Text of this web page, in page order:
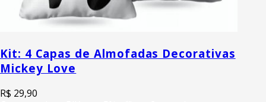
Kit: 4 Capas de Almofadas Decorativas
Mickey Love
R$ 29,90